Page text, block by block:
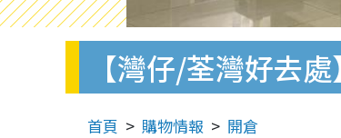
【灣仔/荃灣好去
首頁 購物情報 開倉